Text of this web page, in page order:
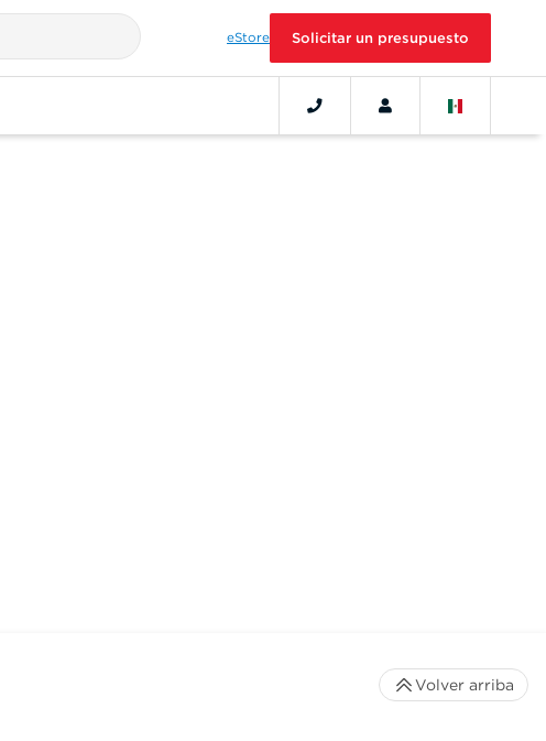
eStore Solicitar un presupuesto
Volver arriba